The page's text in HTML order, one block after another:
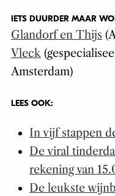
IETS DUURDER MAAR
Glandorf en Thijs
Vleck
Amsterdam)
LEES OOK:
In vijf stappen
De viral
rekening van
De leukste